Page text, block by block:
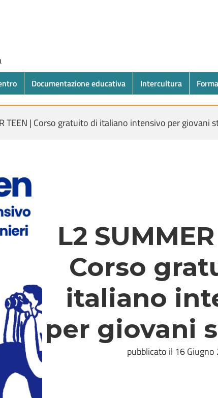
Documentazione educativa Intercultura
TEEN | Corso gratuito di italiano intensivo per giovani
L2
Corso
italiano
per giovani
pubblicato il 16 Giugno